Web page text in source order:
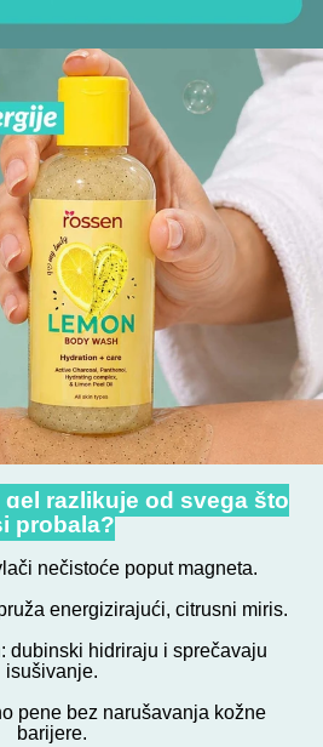
razlikuje od svega što
probala?
nečistoće poput magneta.
energizirajući, citrusni miris.
: dubinski hidriraju i sprečavaju
isušivanje.
pene bez narušavanja kožne
barijere.